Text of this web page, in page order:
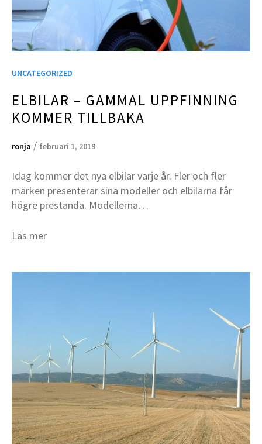
UNCATEGORIZED
ELBILAR – GAMMAL UPPFINNING
KOMMER TILLBAKA
ronja / februari 1, 2019
Idag kommer det nya elbilar varje år. Fler och fler
märken presenterar sina modeller och elbilarna får
högre prestanda. Modellerna…
Läs mer